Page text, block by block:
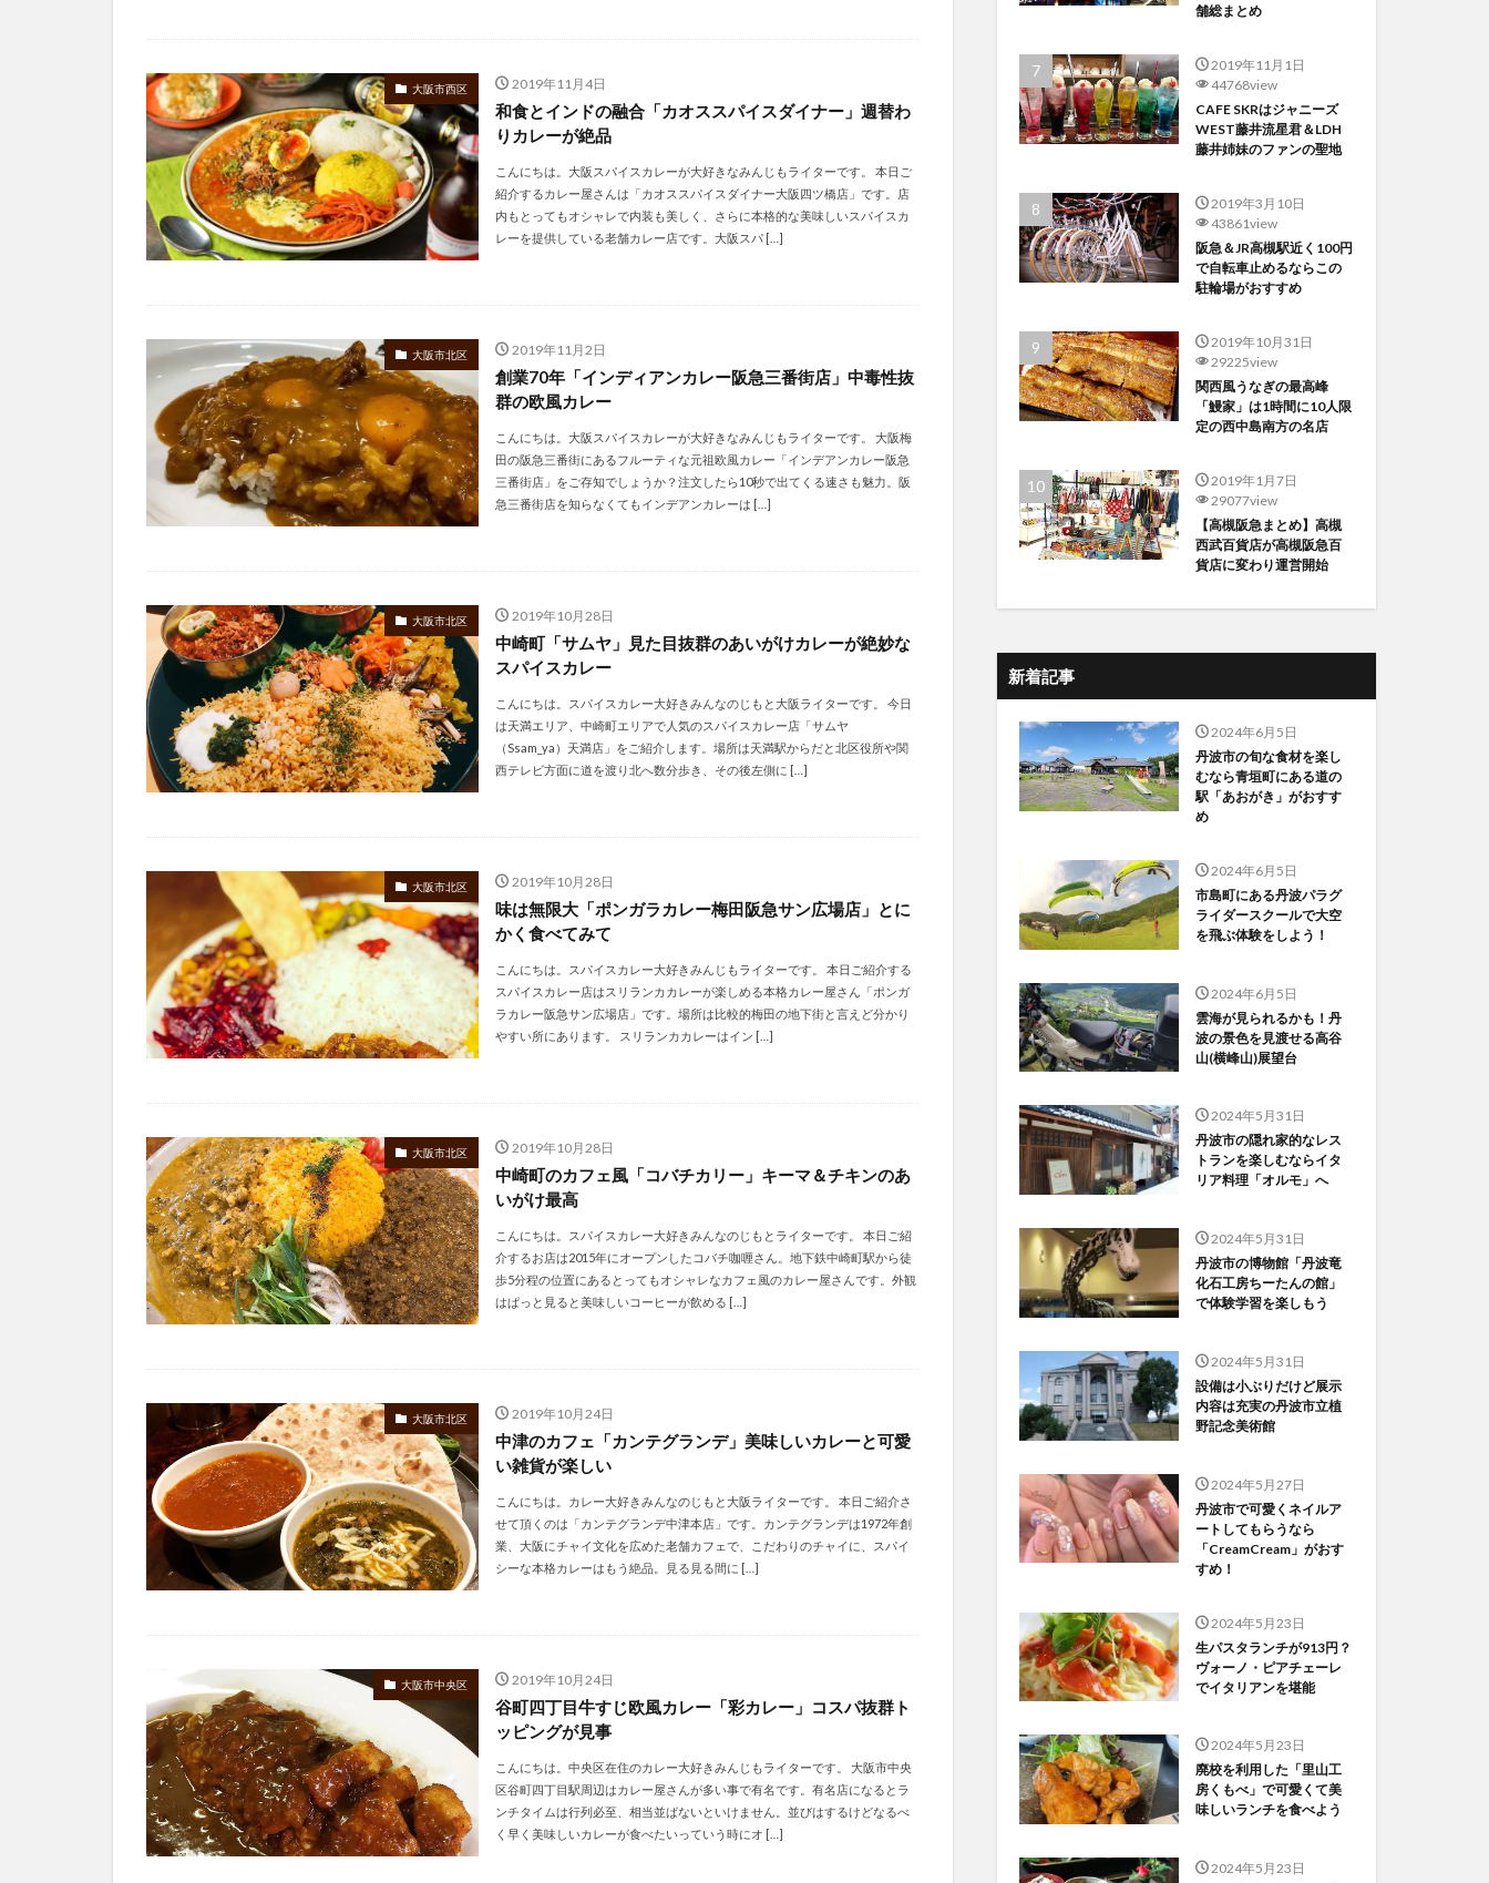
大阪市西区 2019年11月4日
和食とインドの融合「カオススパイスダイナー」週替わ
りカレーが絶品
こんにちは。大阪スパイスカレーが大好きなみんじもライターです。 本日ご
紹介するカレー屋さんは「カオススパイスダイナー大阪四ツ橋店」です。店
内もとってもオシャレで内装も美しく、さらに本格的な美味しいスパイスカ
レーを提供している老舗カレー店です。大阪スパ […]
大阪市北区 2019年11月2日
創業70年「インディアンカレー阪急三番街店」中毒性抜
群の欧風カレー
こんにちは。大阪スパイスカレーが大好きなみんじもライターです。 大阪梅
田の阪急三番街にあるフルーティな元祖欧風カレー「インデアンカレー阪急
三番街店」をご存知でしょうか？注文したら10秒で出てくる速さも魅力。阪
急三番街店を知らなくてもインデアンカレーは […]
大阪市北区 2019年10月28日
中崎町「サムヤ」見た目抜群のあいがけカレーが絶妙な
スパイスカレー
こんにちは。スパイスカレー大好きみんなのじもと大阪ライターです。 今日
は天満エリア、中崎町エリアで人気のスパイスカレー店「サムヤ
（Ssam_ya）天満店」をご紹介します。場所は天満駅からだと北区役所や関
西テレビ方面に道を渡り北へ数分歩き、その後左側に […]
大阪市北区 2019年10月28日
味は無限大「ポンガラカレー梅田阪急サン広場店」とに
かく食べてみて
こんにちは。スパイスカレー大好きみんじもライターです。 本日ご紹介する
スパイスカレー店はスリランカカレーが楽しめる本格カレー屋さん「ポンガ
ラカレー阪急サン広場店」です。場所は比較的梅田の地下街と言えど分かり
やすい所にあります。 スリランカカレーはイン […]
大阪市北区 2019年10月28日
中崎町のカフェ風「コバチカリー」キーマ＆チキンのあ
いがけ最高
こんにちは。スパイスカレー大好きみんなのじもとライターです。 本日ご紹
介するお店は2015年にオープンしたコバチ咖喱さん。地下鉄中崎町駅から徒
歩5分程の位置にあるとってもオシャレなカフェ風のカレー屋さんです。外観
はぱっと見ると美味しいコーヒーが飲める […]
大阪市北区 2019年10月24日
中津のカフェ「カンテグランデ」美味しいカレーと可愛
い雑貨が楽しい
こんにちは。カレー大好きみんなのじもと大阪ライターです。 本日ご紹介さ
せて頂くのは「カンテグランデ中津本店」です。カンテグランデは1972年創
業、大阪にチャイ文化を広めた老舗カフェで、こだわりのチャイに、スパイ
シーな本格カレーはもう絶品。見る見る間に […]
大阪市中央区 2019年10月24日
谷町四丁目牛すじ欧風カレー「彩カレー」コスパ抜群ト
ッピングが見事
こんにちは。中央区在住のカレー大好きみんじもライターです。 大阪市中央
区谷町四丁目駅周辺はカレー屋さんが多い事で有名です。有名店になるとラ
ンチタイムは行列必至、相当並ばないといけません。並びはするけどなるべ
く早く美味しいカレーが食べたいっていう時にオ […]
舗総まとめ
2019年11月1日
44768view
CAFE SKRはジャニーズ
WEST藤井流星君＆LDH
藤井姉妹のファンの聖地
2019年3月10日
43861view
阪急＆JR高槻駅近く100円
で自転車止めるならこの
駐輪場がおすすめ
2019年10月31日
29225view
関西風うなぎの最高峰
「鰻家」は1時間に10人限
定の西中島南方の名店
2019年1月7日
29077view
【高槻阪急まとめ】高槻
西武百貨店が高槻阪急百
貨店に変わり運営開始
新着記事
2024年6月5日
丹波市の旬な食材を楽し
むなら青垣町にある道の
駅「あおがき」がおすす
め
2024年6月5日
市島町にある丹波パラグ
ライダースクールで大空
を飛ぶ体験をしよう！
2024年6月5日
雲海が見られるかも！丹
波の景色を見渡せる高谷
山(横峰山)展望台
2024年5月31日
丹波市の隠れ家的なレス
トランを楽しむならイタ
リア料理「オルモ」へ
2024年5月31日
丹波市の博物館「丹波竜
化石工房ちーたんの館」
で体験学習を楽しもう
2024年5月31日
設備は小ぶりだけど展示
内容は充実の丹波市立植
野記念美術館
2024年5月27日
丹波市で可愛くネイルア
ートしてもらうなら
「CreamCream」がおす
すめ！
2024年5月23日
生パスタランチが913円？
ヴォーノ・ピアチェーレ
でイタリアンを堪能
2024年5月23日
廃校を利用した「里山工
房くもべ」で可愛くて美
味しいランチを食べよう
2024年5月23日